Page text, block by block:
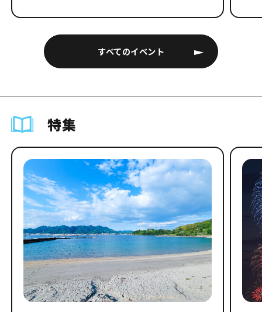
すべてのイベント
特集